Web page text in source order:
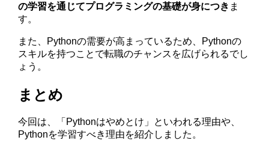
の学習を通じてプログラミングの基礎が身につき ま
す。
また、Pythonの需要が高まっているため、Pythonの
スキルを持つことで転職のチャンスを広げられるでし
ょう。
まとめ
今回は、「Pythonはやめとけ」といわれる理由や、
Pythonを学習すべき理由を紹介しました。